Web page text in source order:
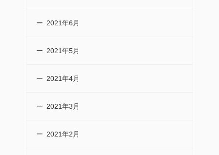
2021年6月
2021年5月
2021年4月
2021年3月
2021年2月